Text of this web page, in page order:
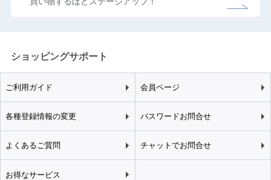
ショッピングサポート
ご利用ガイド 会員ページ
各種登録情報の変更 パスワードお問合せ
よくあるご質問 チャットでお問合せ
お得なサービス